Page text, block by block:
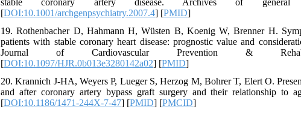
stable coronary artery disease. Archives of general
[DOI:10.1001/archgenpsychiatry.2007.4] [PMID]
19. Rothenbacher D, Hahmann H, Wüsten B, Koenig W, Brenner H.
patients with stable coronary heart disease: prognostic value and
Journal of Cardiovascular Prevention &
[DOI:10.1097/HJR.0b013e3280142a02] [PMID]
20. Krannich J-HA, Weyers P, Lueger S, Herzog M, Bohrer T, Elert O.
and after coronary artery bypass graft surgery and their relationship to
[DOI:10.1186/1471-244X-7-47] [PMID] [PMCID]